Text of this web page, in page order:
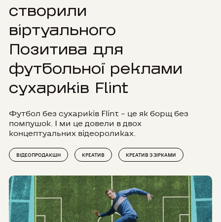
створили
віртуального
Позитива для
футбольної реклами
сухариків Flint
Футбол без сухариків Flint – це як борщ без
помпушок. І ми це довели в двох
концептуальних відеороликах.
ВІДЕОПРОДАКШН КРЕАТИВ КРЕАТИВ З ЗІРКАМИ